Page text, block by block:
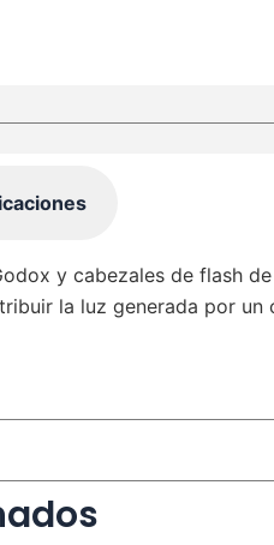
y cabezales de flash
la luz generada por un